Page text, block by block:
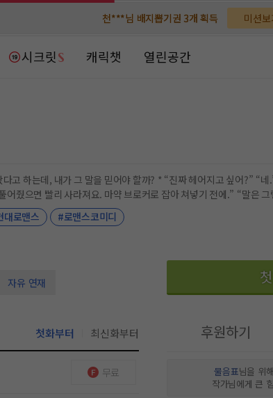
천***님 배지뽑기권 3개 획득
천***님 배지뽑기권 3개 획득
메**님 노벨패스 체험권 3일 획득
메**님 노벨패스 체험권 3일 획득
갈***님 후원10코인 획득
갈***님 후원10코인 획득
미션보
시크릿 캐릭챗 열린공간
할까? * “진짜 헤어지고 싶어?” “네.” “그럼 두 번 다시 나
소리하면 볼에 바람구멍 하나 만들어 줄 테니까 기대하고.” “이래서
대로맨스 #로맨스코미디
자유 연재
첫화부터 최신화부터
무료
후원하기
물음표님을 위
작가님에게 큰